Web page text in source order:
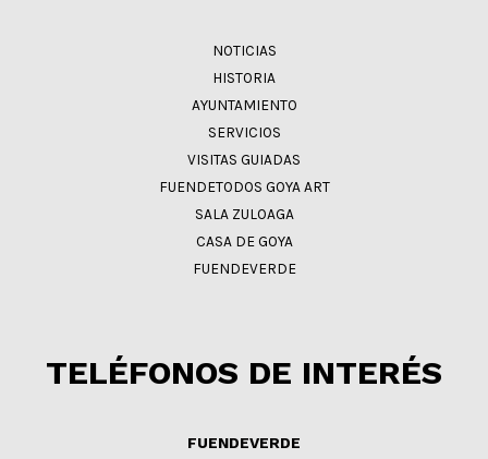
NOTICIAS
HISTORIA
AYUNTAMIENTO
SERVICIOS
VISITAS GUIADAS
FUENDETODOS GOYA ART
SALA ZULOAGA
CASA DE GOYA
FUENDEVERDE
TELÉFONOS DE INTERÉS
FUENDEVERDE